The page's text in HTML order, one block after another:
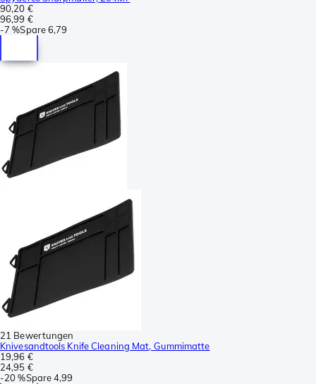
90,20 €
96,99 €
-7 %Spare6,79
21 Bewertungen
Knivesandtools Knife Cleaning Mat, Gummimatte
19,96 €
24,95 €
-20 %Spare4,99